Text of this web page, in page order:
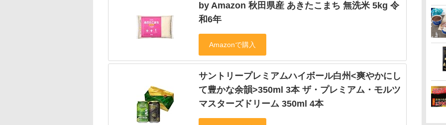
by Amazon 秋田県産 あきたこまち 無洗米 5kg 令
和6年
サントリープレミアムハイボール白州<爽やかにし
て豊かな余韻>350ml 3本 ザ・プレミアム・モルツ
マスターズドリーム 350ml 4本